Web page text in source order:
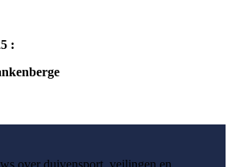
:
over duivensport, veilingen en